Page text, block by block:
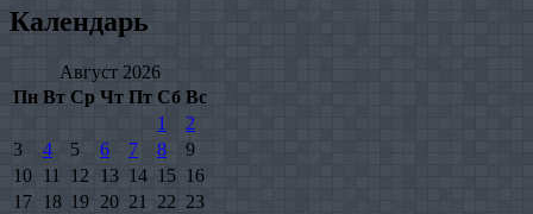
Календарь
Август 2026
Пн Вт Ср Чт Пт Сб Вс
1
2
3
4 5 6 7 8
9
10
11 12 13 14 15 16
17
18 19 20 21 22 23